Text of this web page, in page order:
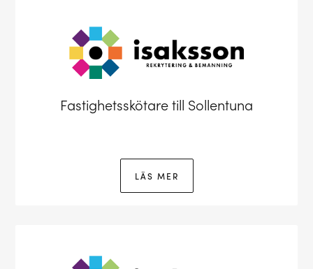
Fastighetsskötare till Sollentuna
LÄS MER